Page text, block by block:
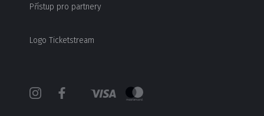
Přístup pro partnery
Logo Ticketstream